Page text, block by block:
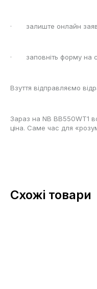
· залиште онлайн
· заповніть форму на
Взуття відправляємо
Зараз на NB BB550WT1
ціна. Саме час для
Схожі товари